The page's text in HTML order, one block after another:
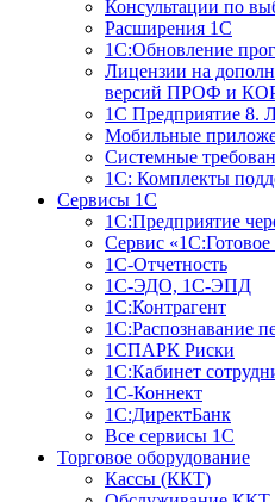
Консультации по
Расширения 1С
1С:Обновление
Лицензии на
версий ПРОФ и
1С Предприятие 8.
Мобильные
Системные
1С: Комплекты
Сервисы 1С
1С:Предприятие
Сервис
1С-Отчетность
1С-ЭДО, 1С-ЭПД
1С:Контрагент
1С:Распознавание
1СПАРК Риски
1С:Кабинет
1С-Коннект
1С:ДиректБанк
Все сервисы 1С
Торговое оборудование
Кассы (ККТ)